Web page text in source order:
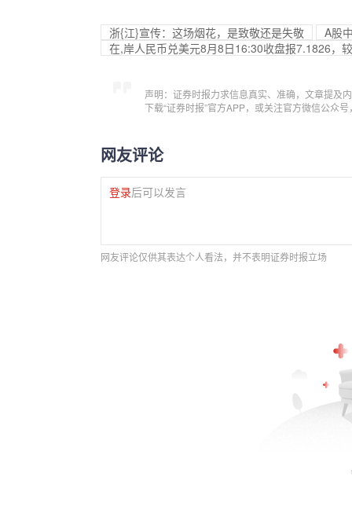
浙{江}宣传：这场烟花，是致敬还是失敬
A股
在,岸人民币兑美元8月8日16:30收盘报7.1826，
声明：证券时报力求信息真实、准确，文章提及
下载“证券时报”官方APP，或关注官方微信公众
网友评论
登录后可以发言
网友评论仅供其表达个人看法，并不表明证券时报立场